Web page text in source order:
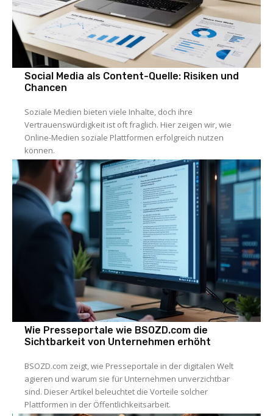
Social Media als Content-Quelle: Risiken und
Chancen
Soziale Medien bieten viele Inhalte, doch ihre
Vertrauenswürdigkeit ist oft fraglich. Hier zeigen wir, wie
Online-Medien soziale Plattformen erfolgreich nutzen
können.
Wie Presseportale wie BSOZD.com die
Sichtbarkeit von Unternehmen erhöht
BSOZD.com zeigt, wie Presseportale in der digitalen Welt
agieren und warum sie für Unternehmen unverzichtbar
sind. Dieser Artikel beleuchtet die Vorteile solcher
Plattformen in der Öffentlichkeitsarbeit.